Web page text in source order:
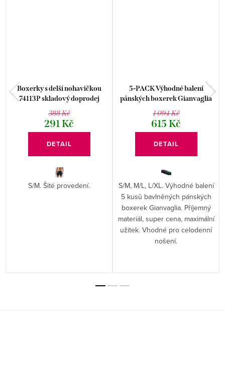
Boxerky s delší nohavičkou
74113P skladový doprodej
388 Kč
291 Kč
DETAIL
S/M. Šité provedení.
5-PACK Výhodné balení
pánských boxerek Gianvaglia
021
1 094 Kč
615 Kč
DETAIL
S/M, M/L, L/XL. Výhodné balení
5 kusů bavlněných pánských
boxerek Gianvaglia. Příjemný
materiál, super cena, maximální
užitek. Vhodné pro celodenní
nošení.